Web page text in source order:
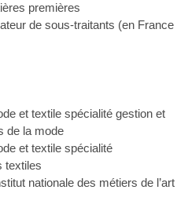
premières
de sous-traitants (en France
et textile spécialité gestion et
de la mode
et textile spécialité
textiles
nationale des métiers de l’art